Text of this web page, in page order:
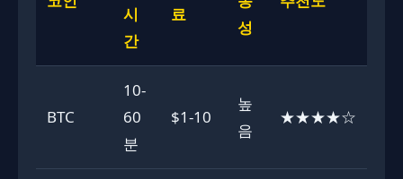
시
간
료
성
BTC
10-
60
분
$1-10
높
음
★★★★☆